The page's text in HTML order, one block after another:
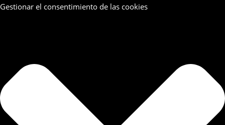
Gestionar el consentimiento de las cookies